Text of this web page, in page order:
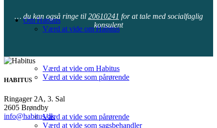
Værd at vide om Habitus
Værd at vide som pårørende
Værd at vide som sagsbehandler
Om Habitus
Værd at vide om Habitus
Værd at vide som pårørende
… du kan også ringe til 20610241 for at tale med socialfaglig
konsulent
HABITUS
Ringager 2A, 3. Sal
2605 Brøndby
info@habitus.dk